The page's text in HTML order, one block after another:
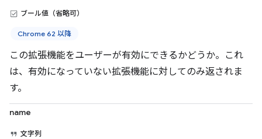
ブール値（省略可）
Chrome 62 以降
この拡張機能をユーザーが有効にできるかどうか。これ
は、有効になっていない拡張機能に対してのみ返されま
す。
name
文字列